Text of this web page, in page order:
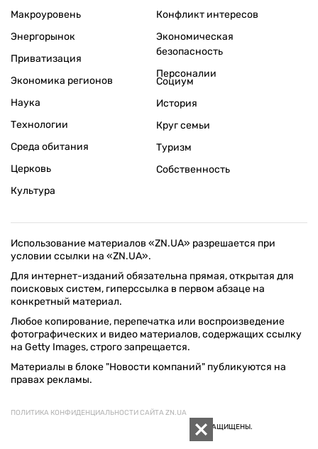
Макроуровень
Энергорынок
Приватизация
Экономика регионов
Конфликт интересов
Экономическая
безопасность
Персоналии
Наука
Технологии
Среда обитания
Церковь
Культура
Социум
История
Круг семьи
Туризм
Собственность
Использование материалов «ZN.UA» разрешается при
условии ссылки на «ZN.UA».
Для интернет-изданий обязательна прямая, открытая для
поисковых систем, гиперссылка в первом абзаце на
конкретный материал.
Любое копирование, перепечатка или воспроизведение
фотографических и видео материалов, содержащих ссылку
на Getty Images, строго запрещается.
Материалы в блоке "Новости компаний" публикуются на
правах рекламы.
ПОЛИТИКА КОНФИДЕНЦИАЛЬНОСТИ САЙТА ZN.UA
© 1994–2026 «ЗЕРКАЛО НЕДЕЛИ. УКРАИНА». ВСЕ ПРАВА ЗАЩИЩЕНЫ.